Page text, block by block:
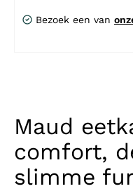
Bezoek een van
Maud
comfort,
slimme